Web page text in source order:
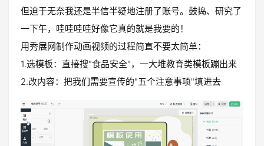
但迫于无奈我还是半信半疑地注册了账号。鼓捣、研究了
一下午，哇哇哇哇好像它真的就是我要的！
用秀展网制作动画视频的过程简直不要太简单：
1.选模板：直接搜"食品安全"，一大堆教育类模板蹦出来
2.改内容：把我们需要宣传的"五个注意事项"填进去